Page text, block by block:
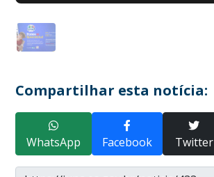
Compartilhar esta notícia:
WhatsApp Facebook Twitter